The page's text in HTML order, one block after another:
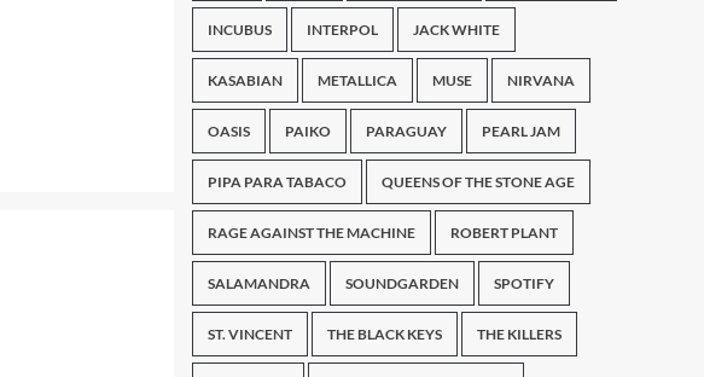
INCUBUS INTERPOL JACK WHITE
KASABIAN METALLICA MUSE NIRVANA
OASIS PAIKO PARAGUAY PEARL JAM
PIPA PARA TABACO QUEENS OF THE STONE AGE
RAGE AGAINST THE MACHINE ROBERT PLANT
SALAMANDRA SOUNDGARDEN SPOTIFY
ST. VINCENT THE BLACK KEYS THE KILLERS